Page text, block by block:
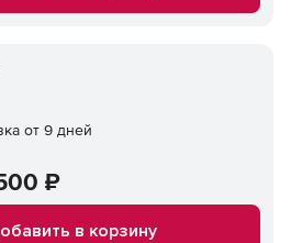
от 9 дней
₽
в корзину